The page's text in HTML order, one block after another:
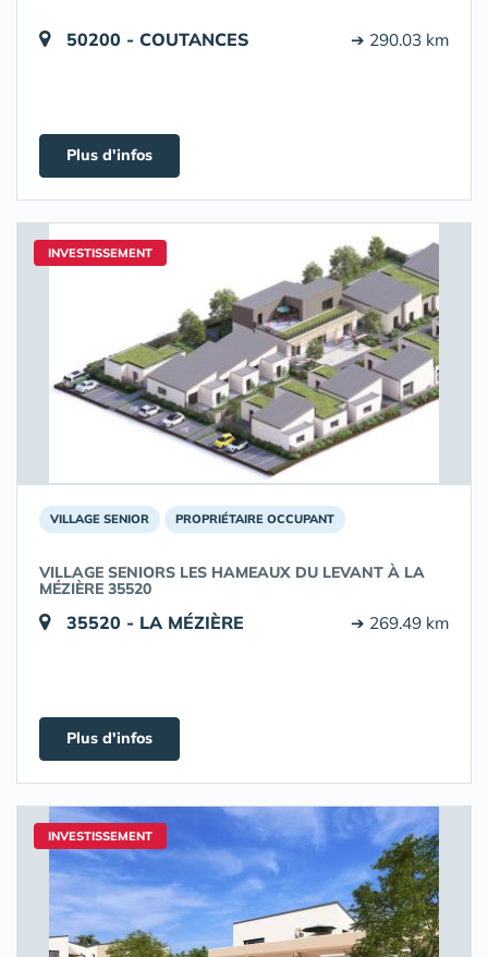
50200 - COUTANCES ➔ 290.03 km
Plus d'infos
INVESTISSEMENT
VILLAGE SENIOR PROPRIÉTAIRE OCCUPANT
VILLAGE SENIORS LES HAMEAUX DU LEVANT À LA
MÉZIÈRE 35520
35520 - LA MÉZIÈRE ➔ 269.49 km
Plus d'infos
INVESTISSEMENT